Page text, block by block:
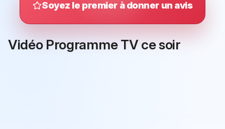
Soyez le premier à donner un avis
Vidéo Programme TV ce soir